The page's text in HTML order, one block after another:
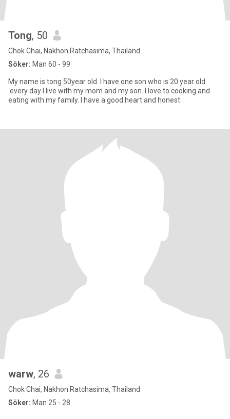
Tong, 50
Chok Chai, Nakhon Ratchasima, Thailand
Söker: Man 60 - 99
My name is tong 50year old. I have one son who is 20 year old
.every day I live with my mom and my son. I love to cooking and
eating with my family. I have a good heart and honest
warw, 26
Chok Chai, Nakhon Ratchasima, Thailand
Söker: Man 25 - 28